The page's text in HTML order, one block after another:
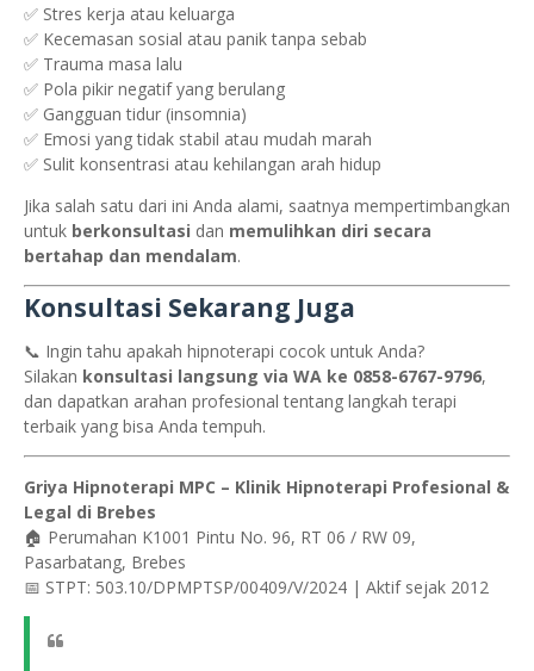
✅ Stres kerja atau keluarga
✅ Kecemasan sosial atau panik tanpa sebab
✅ Trauma masa lalu
✅ Pola pikir negatif yang berulang
✅ Gangguan tidur (insomnia)
✅ Emosi yang tidak stabil atau mudah marah
✅ Sulit konsentrasi atau kehilangan arah hidup
Jika salah satu dari ini Anda alami, saatnya mempertimbangkan
untuk berkonsultasi dan memulihkan diri secara
bertahap dan mendalam.
Konsultasi Sekarang Juga
📞 Ingin tahu apakah hipnoterapi cocok untuk Anda?
Silakan konsultasi langsung via WA ke 0858-6767-9796,
dan dapatkan arahan profesional tentang langkah terapi
terbaik yang bisa Anda tempuh.
Griya Hipnoterapi MPC – Klinik Hipnoterapi Profesional &
Legal di Brebes
🏠 Perumahan K1001 Pintu No. 96, RT 06 / RW 09,
Pasarbatang, Brebes
📅 STPT: 503.10/DPMPTSP/00409/V/2024 | Aktif sejak 2012